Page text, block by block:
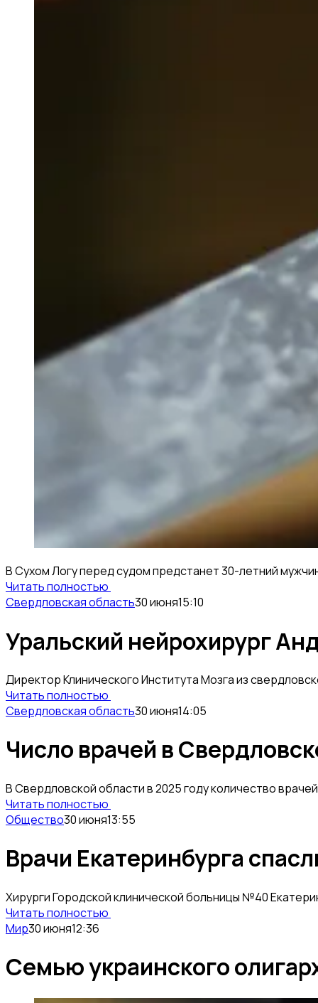
В Сухом Логу перед судом предстанет 30-летний
Читать полностью
Свердловская область30 июня15:10
Уральский нейрохирург
Директор Клинического Института Мозга из
Читать полностью
Свердловская область30 июня14:05
Число врачей в
В Свердловской области в 2025 году количество
Читать полностью
Общество30 июня13:55
Врачи Екатеринбурга
Хирурги Городской клинической больницы №40
Читать полностью
Мир30 июня12:36
Семью украинского